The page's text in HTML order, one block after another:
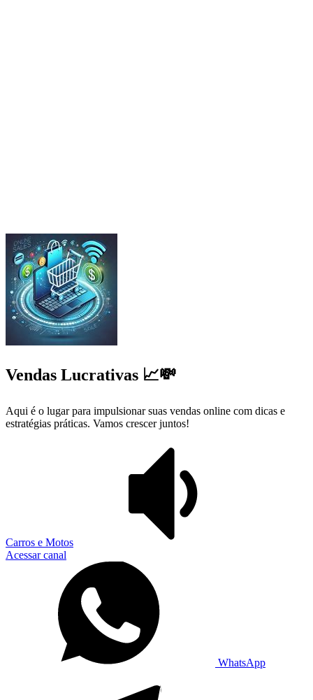
Vendas Lucrativas 📈💸
Aqui é o lugar para impulsionar suas vendas online com dicas e
estratégias práticas. Vamos crescer juntos!
Carros e Motos
Acessar canal
WhatsApp